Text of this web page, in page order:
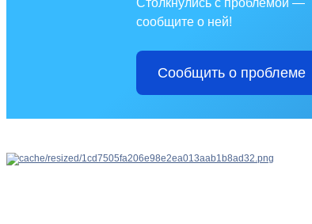
Столкнулись с проблемой —
сообщите о ней!
Сообщить о проблеме